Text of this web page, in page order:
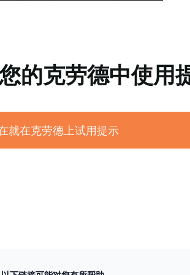
的克劳德中使用
就在克劳德上试用提示